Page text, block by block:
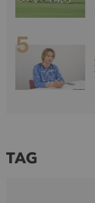
TAG